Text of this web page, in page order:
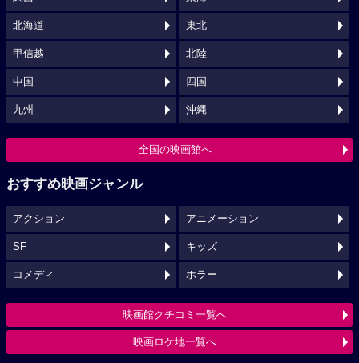
北海道 東北
甲信越 北陸
中国 四国
九州 沖縄
全国の映画館へ
おすすめ映画ジャンル
アクション アニメーション
SF キッズ
コメディ ホラー
映画館クチコミ一覧へ
映画ロケ地一覧へ